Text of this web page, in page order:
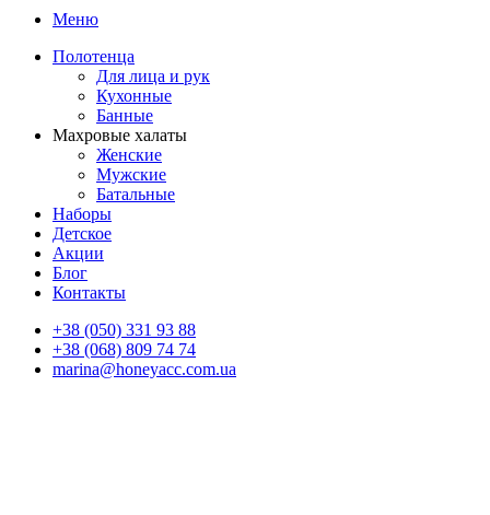
Меню
Полотенца
Для лица и рук
Кухонные
Банные
Махровые халаты
Женские
Мужские
Батальные
Наборы
Детское
Акции
Блог
Контакты
+38 (050) 331 93 88
+38 (068) 809 74 74
marina@honeyacc.com.ua